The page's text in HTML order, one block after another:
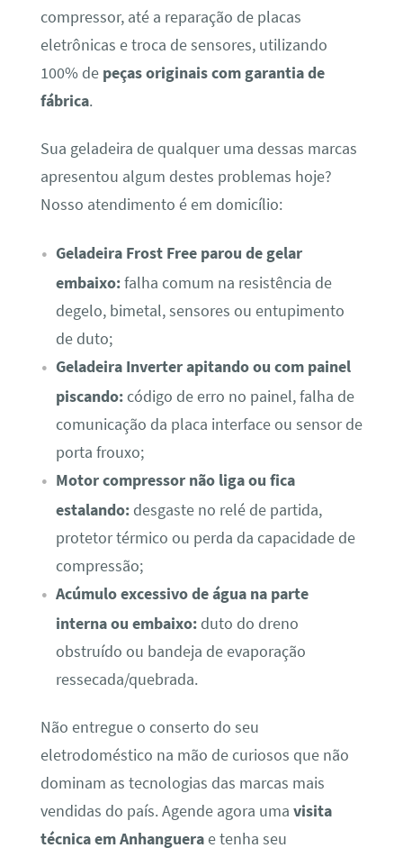
compressor, até a reparação de placas
eletrônicas e troca de sensores, utilizando
100% de peças originais com garantia de
fábrica.
Sua geladeira de qualquer uma dessas marcas
apresentou algum destes problemas hoje?
Nosso atendimento é em domicílio:
Geladeira Frost Free parou de gelar
embaixo:falha comum na resistência de
degelo, bimetal, sensores ou entupimento
de duto;
Geladeira Inverter apitando ou com painel
piscando:código de erro no painel, falha de
comunicação da placa interface ou sensor de
porta frouxo;
Motor compressor não liga ou fica
estalando:desgaste no relé de partida,
protetor térmico ou perda da capacidade de
compressão;
Acúmulo excessivo de água na parte
interna ou embaixo:duto do dreno
obstruído ou bandeja de evaporação
ressecada/quebrada.
Não entregue o conserto do seu
eletrodoméstico na mão de curiosos que não
dominam as tecnologias das marcas mais
vendidas do país. Agende agora uma visita
técnica em Anhanguerae tenha seu